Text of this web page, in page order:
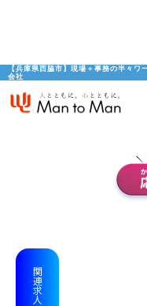
【兵庫県西脇市】現場＋事務の半々
会社
関連求人